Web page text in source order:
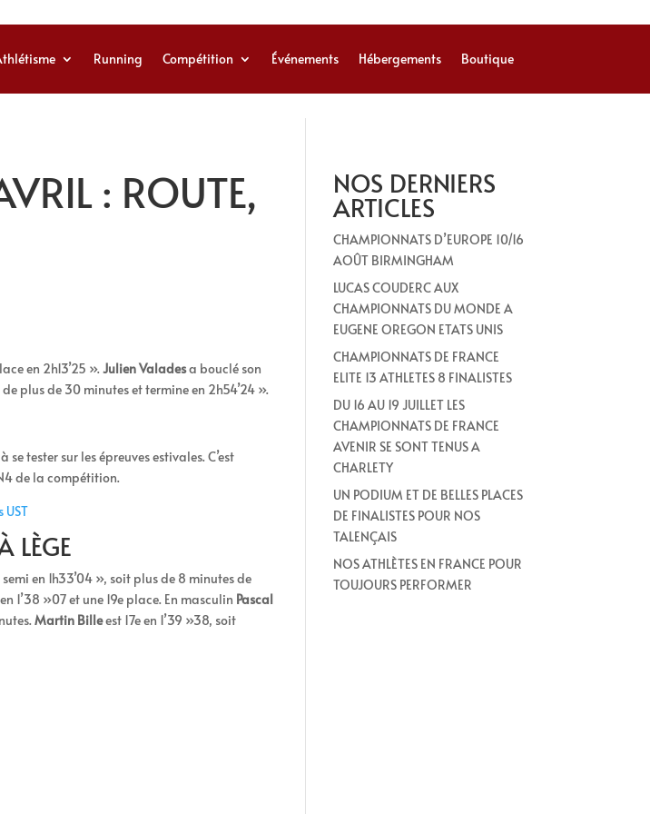
Running Compétition Événements Hébergements Boutique
: ROUTE,
en 2h13’25 ».Julien Valadesa bouclé son
plus de 30 minutes et termine en 2h54’24 ».
tester sur les épreuves estivales. C’est
de la compétition.
UST
LÈGE
en 1h33’04 », soit plus de 8 minutes de
1’38 »07 et une 19e place. En masculin Pascal
Martin Billeest 17e en 1’39 »38, soit
NOS DERNIERS
ARTICLES
CHAMPIONNATS D’EUROPE 10/16
AOÛT BIRMINGHAM
LUCAS COUDERC AUX
CHAMPIONNATS DU MONDE A
EUGENE OREGON ETATS UNIS
CHAMPIONNATS DE FRANCE
ELITE 13 ATHLETES 8 FINALISTES
DU 16 AU 19 JUILLET LES
CHAMPIONNATS DE FRANCE
AVENIR SE SONT TENUS A
CHARLETY
UN PODIUM ET DE BELLES PLACES
DE FINALISTES POUR NOS
TALENÇAIS
NOS ATHLÈTES EN FRANCE POUR
TOUJOURS PERFORMER